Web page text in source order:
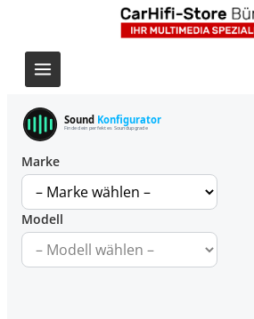
Sound Konfigurator
Finde dein perfektes Soundupgrade
Marke
Modell